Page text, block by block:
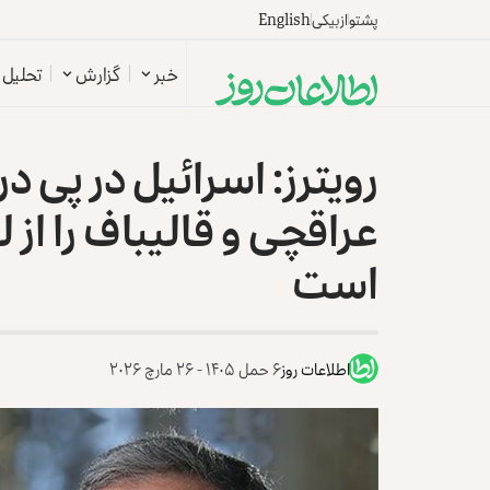
پشتوازبیکیEnglish
خبر گزارش تحلیل
رویترز: اسرائیل در
عراقچی و قالیباف را
است
اطلاعات روز۶ حمل ۱۴۰۵ - ۲۶ مارچ ۲۰۲۶